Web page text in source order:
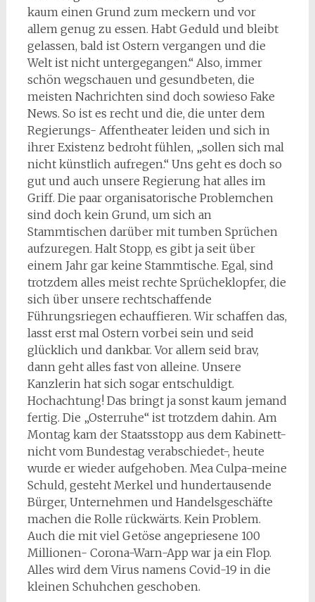
kaum einen Grund zum meckern und vor
allem genug zu essen. Habt Geduld und bleibt
gelassen, bald ist Ostern vergangen und die
Welt ist nicht untergegangen.“ Also, immer
schön wegschauen und gesundbeten, die
meisten Nachrichten sind doch sowieso Fake
News. So ist es recht und die, die unter dem
Regierungs- Affentheater leiden und sich in
ihrer Existenz bedroht fühlen, „sollen sich mal
nicht künstlich aufregen.“ Uns geht es doch so
gut und auch unsere Regierung hat alles im
Griff. Die paar organisatorische Problemchen
sind doch kein Grund, um sich an
Stammtischen darüber mit tumben Sprüchen
aufzuregen. Halt Stopp, es gibt ja seit über
einem Jahr gar keine Stammtische. Egal, sind
trotzdem alles meist rechte Sprücheklopfer, die
sich über unsere rechtschaffende
Führungsriegen echauffieren. Wir schaffen das,
lasst erst mal Ostern vorbei sein und seid
glücklich und dankbar. Vor allem seid brav,
dann geht alles fast von alleine. Unsere
Kanzlerin hat sich sogar entschuldigt.
Hochachtung! Das bringt ja sonst kaum jemand
fertig. Die „Osterruhe“ ist trotzdem dahin. Am
Montag kam der Staatsstopp aus dem Kabinett-
nicht vom Bundestag verabschiedet-, heute
wurde er wieder aufgehoben. Mea Culpa-meine
Schuld, gesteht Merkel und hundertausende
Bürger, Unternehmen und Handelsgeschäfte
machen die Rolle rückwärts. Kein Problem.
Auch die mit viel Getöse angepriesene 100
Millionen- Corona-Warn-App war ja ein Flop.
Alles wird dem Virus namens Covid-19 in die
kleinen Schuhchen geschoben.